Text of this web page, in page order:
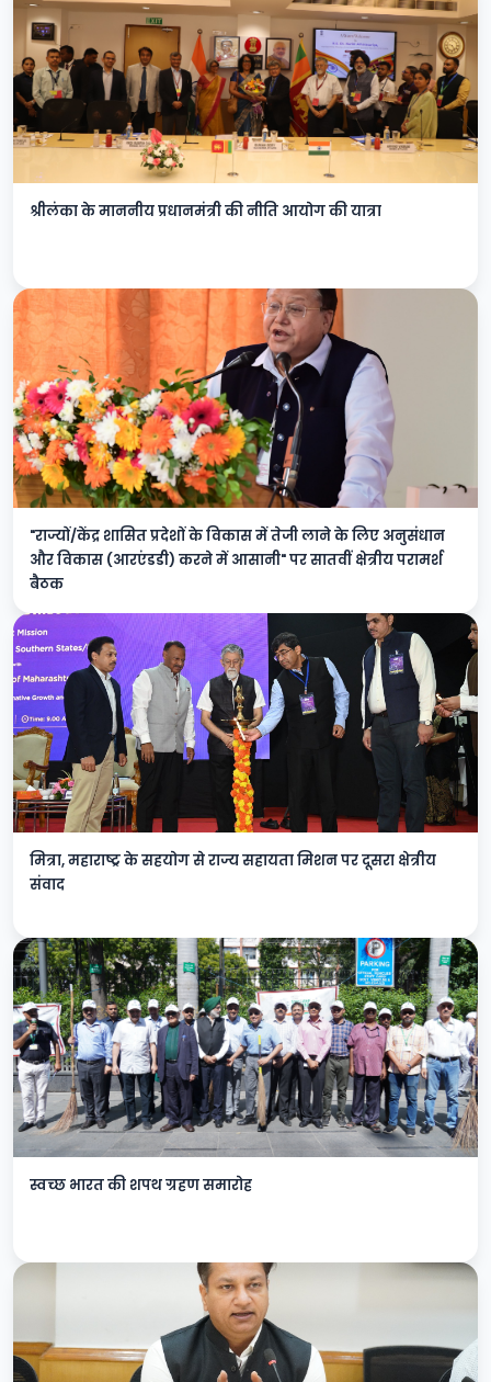
श्रीलंका के माननीय प्रधानमंत्री की नीति आयोग की यात्रा
"राज्यों/केंद्र शासित प्रदेशों के विकास में तेजी लाने के लिए अनुसंधान
और विकास (आरएंडडी) करने में आसानी" पर सातवीं क्षेत्रीय परामर्श
बैठक
मित्रा, महाराष्ट्र के सहयोग से राज्य सहायता मिशन पर दूसरा क्षेत्रीय
संवाद
स्वच्छ भारत की शपथ ग्रहण समारोह